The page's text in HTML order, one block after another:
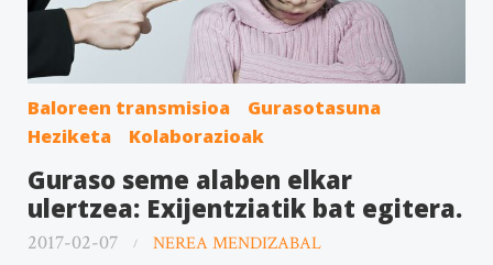
Baloreen transmisioa
Gurasotasuna
Heziketa
Kolaborazioak
Guraso seme alaben elkar
ulertzea: Exijentziatik bat egitera.
2017-02-07 NEREA MENDIZABAL